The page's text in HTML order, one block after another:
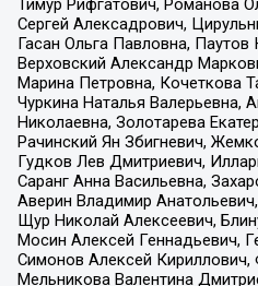
Тимур Рифгатович, Романова
Сергей Алексадрович,
Гасан Ольга Павловна,
Верховский Александр
Марина Петровна, Кочеткова
Чуркина Наталья Валерьевна,
Николаевна, Золотарева
Рачинский Ян Збигневич,
Гудков Лев Дмитриевич,
Саранг Анна Васильевна,
Аверин Владимир
Щур Николай Алексеевич,
Мосин Алексей Геннадьевич,
Симонов Алексей Кириллович,
Мельникова Валентина